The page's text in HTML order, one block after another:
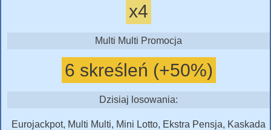
x4
Multi Multi Promocja
6 skreśleń (+50%)
Dzisiaj losowania:
Eurojackpot, Multi Multi, Mini Lotto, Ekstra Pensja, Kaskada